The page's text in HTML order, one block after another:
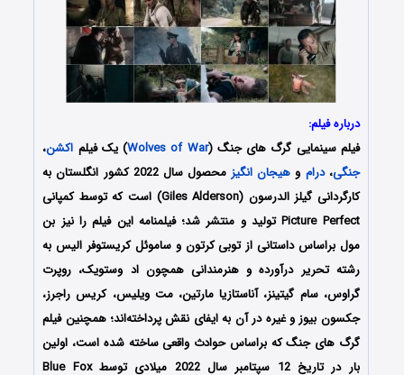
درباره فیلم:
فیلم سینماییگرگ های جنگ(
Wolves of War) یک فیلم اکشن،
جنگی،درام و هیجان انگیز
محصول سال 2022 کشور انگلستان به
کارگردانی گیلز الدرسون (Giles Alderson) است که توسط کمپانی
Picture Perfect تولید و منتشر شد؛ فیلمنامه این فیلم را نیز بن
مول براساس داستانی از توبی کرتون و ساموئل کریستوفر الیس به
رشته تحریر درآورده و هنرمندانی همچون اد وستویک، روپرت
گراوس، سام گیتینز، آناستازیا مارتین، مت ویلیس، کریس راجرز،
جکسون بیوز و غیره در آن به ایفای نقش پرداخته‌اند؛ همچنین فیلم
گرگ های جنگ که براساس حوادث واقعی ساخته شده است، اولین
بار در تاریخ 12 سپتامبر سال 2022 میلادی توسط Blue Fox